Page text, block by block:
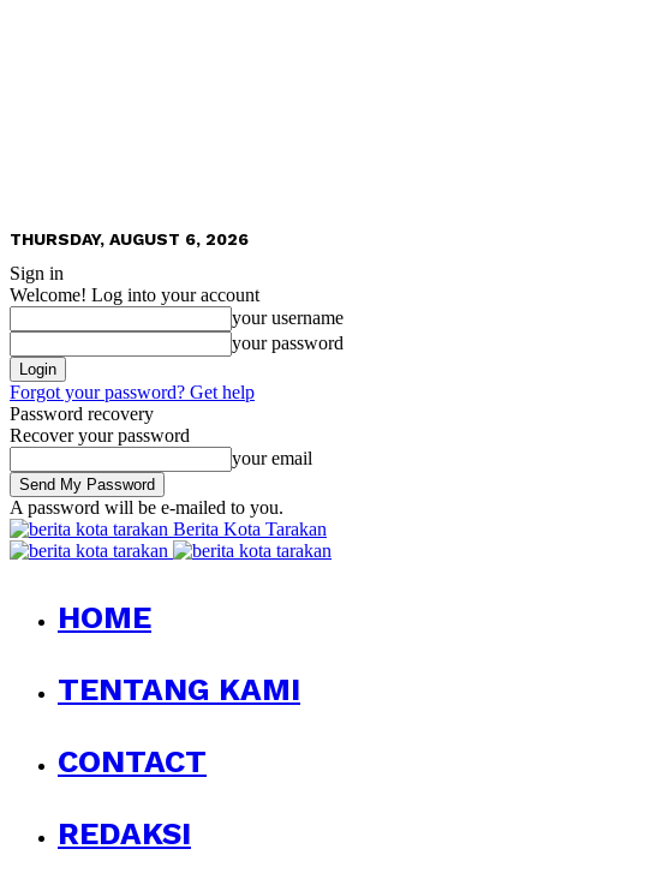
THURSDAY, AUGUST 6, 2026
Sign in
Welcome! Log into your account
your username
your password
Forgot your password? Get help
Password recovery
Recover your password
your email
A password will be e-mailed to you.
Berita Kota Tarakan
HOME
TENTANG KAMI
CONTACT
REDAKSI